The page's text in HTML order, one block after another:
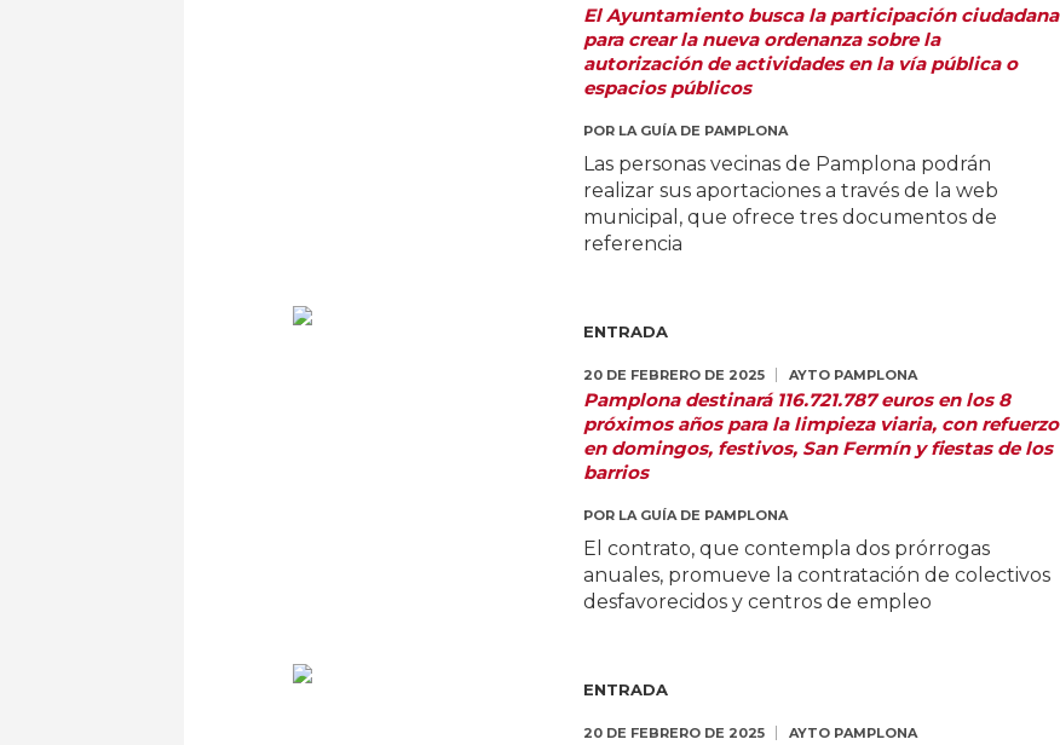
El Ayuntamiento busca la participación ciudadana
para crear la nueva ordenanza sobre la
autorización de actividades en la vía pública o
espacios públicos
POR LA GUÍA DE PAMPLONA
Las personas vecinas de Pamplona podrán
realizar sus aportaciones a través de la web
municipal, que ofrece tres documentos de
referencia
ENTRADA
20 DE FEBRERO DE 2025 AYTO PAMPLONA
Pamplona destinará 116.721.787 euros en los 8
próximos años para la limpieza viaria, con refuerzo
en domingos, festivos, San Fermín y fiestas de los
barrios
POR LA GUÍA DE PAMPLONA
El contrato, que contempla dos prórrogas
anuales, promueve la contratación de colectivos
desfavorecidos y centros de empleo
ENTRADA
20 DE FEBRERO DE 2025 AYTO PAMPLONA